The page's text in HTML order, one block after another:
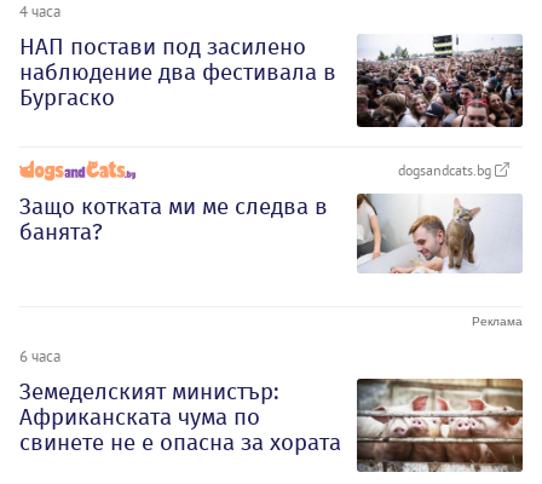
4 часа
НАП постави под засилено
наблюдение два фестивала в
Бургаско
dogsandcats.bg
Защо котката ми ме следва в
банята?
6 часа
Земеделският министър:
Африканската чума по
свинете не е опасна за хората